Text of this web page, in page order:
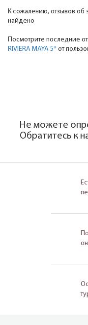
К сожалению, отзывов об
найдено
Посмотрите последние
RIVIERA MAYA 5* от
Не можете
Обратитесь к